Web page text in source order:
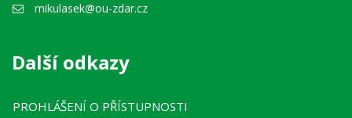
mikulasek@ou-zdar.cz
Další odkazy
PROHLÁŠENÍ O PŘÍSTUPNOSTI